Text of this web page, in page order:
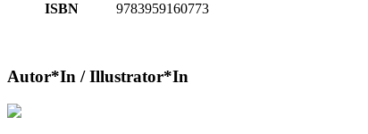
ISBN
9783959160773
Autor*In / Illustrator*In